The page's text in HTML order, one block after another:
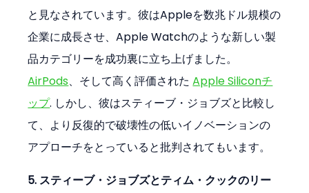
と見なされています。彼はAppleを数兆ドル規模の
企業に成長させ、Apple Watchのような新しい製
品カテゴリーを成功裏に立ち上げました。
AirPods、そして高く評価された Apple Siliconチ
ップ. しかし、彼はスティーブ・ジョブズと比較し
て、より反復的で破壊性の低いイノベーションの
アプローチをとっていると批判されてもいます。
5. スティーブ・ジョブズとティム・クックのリー